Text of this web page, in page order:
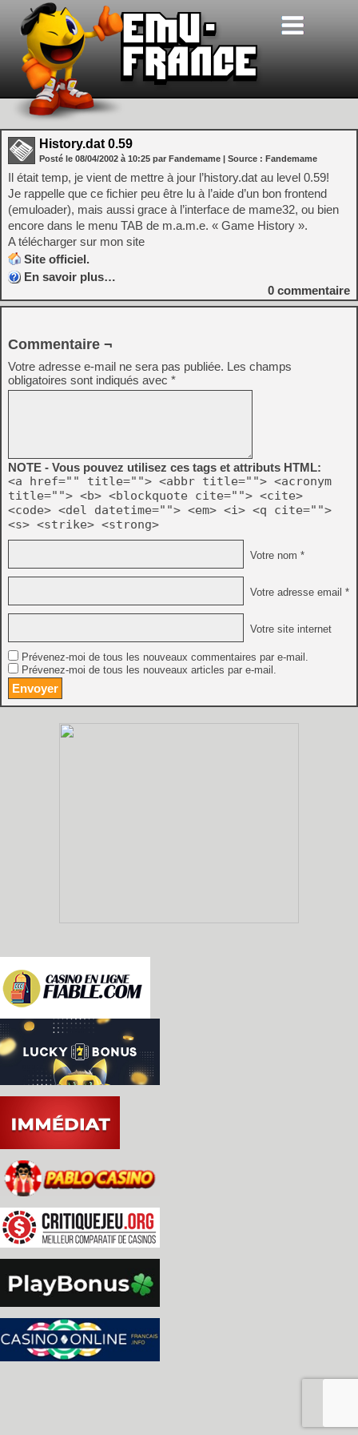
History.dat 0.59
Posté le 08/04/2002 à 10:25 par Fandemame | Source : Fandemame
Il était temp, je vient de mettre à jour l’history.dat au level 0.59!
Je rappelle que ce fichier peu être lu à l’aide d’un bon frontend
(emuloader), mais aussi grace à l’interface de mame32, ou bien
encore dans le menu TAB de m.a.m.e. « Game History ».
A télécharger sur mon site
Site officiel.
En savoir plus…
0 commentaire
Commentaire ¬
Votre adresse e-mail ne sera pas publiée. Les champs
obligatoires sont indiqués avec *
NOTE - Vous pouvez utilisez ces tags et attributs HTML:
<a href="" title=""> <abbr title=""> <acronym
title=""> <b> <blockquote cite=""> <cite>
<code> <del datetime=""> <em> <i> <q cite="">
<s> <strike> <strong>
Votre nom *
Votre adresse email *
Votre site internet
Prévenez-moi de tous les nouveaux commentaires par e-mail.
Prévenez-moi de tous les nouveaux articles par e-mail.